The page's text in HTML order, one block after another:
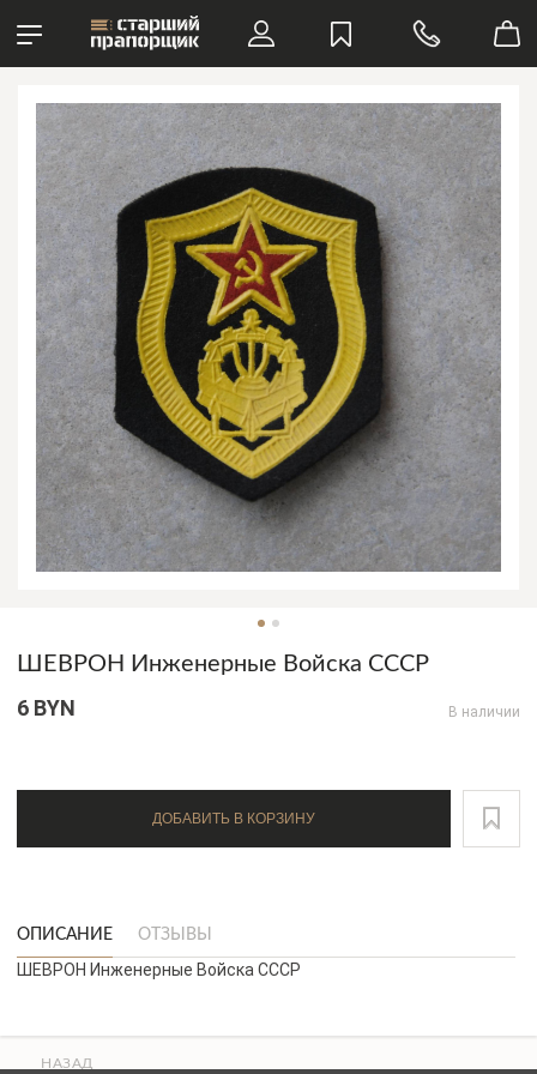
ШЕВРОН Инженерные Войска СССР
6 BYN В наличии
ДОБАВИТЬ В КОРЗИНУ
ОПИСАНИЕ ОТЗЫВЫ
ШЕВРОН Инженерные Войска СССР
НАЗАД